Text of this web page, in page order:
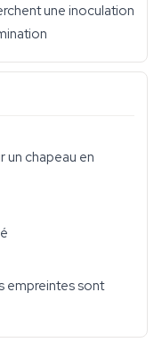
une inoculation
un chapeau en
empreintes sont